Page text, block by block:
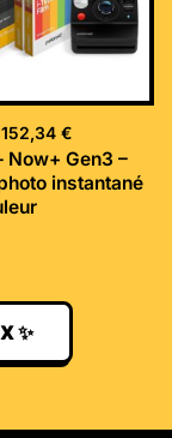
152,34 €
Now+ Gen3 –
instantané
✨